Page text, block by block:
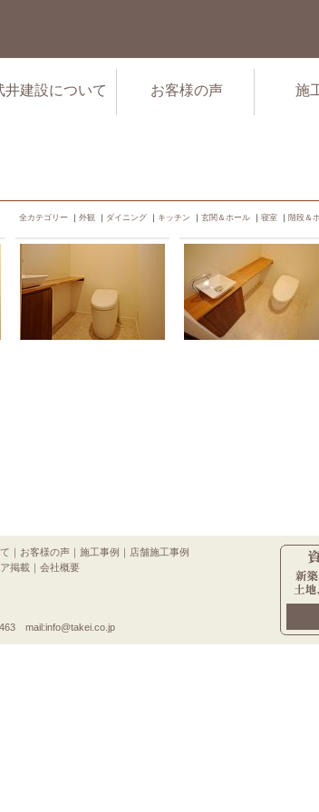
井建設について お客様の声 施
全カテゴリー ｜ 外観 ｜ ダイニング ｜ キッチン ｜ 玄関＆ホール ｜ 寝室 ｜ 階段＆
｜ お客様の声 ｜ 施工事例 ｜ 店舗施工事例
掲載 ｜ 会社概要
mail:info@takei.co.jp